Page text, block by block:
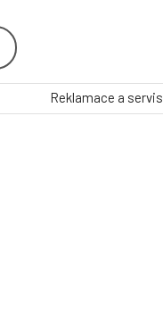
Reklamace a servis